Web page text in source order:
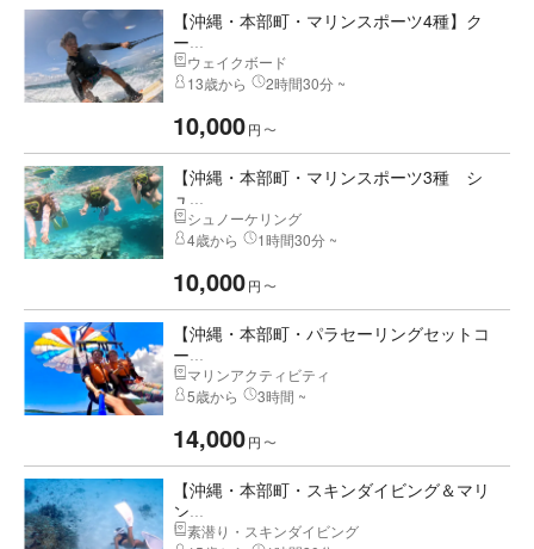
【沖縄・本部町・マリンスポーツ4種】ク
ー...
ウェイクボード
13歳から
2時間30分 ~
10,000円 〜
【沖縄・本部町・マリンスポーツ3種 シ
ュ...
シュノーケリング
4歳から
1時間30分 ~
10,000円 〜
【沖縄・本部町・パラセーリングセットコ
ー...
マリンアクティビティ
5歳から
3時間 ~
14,000円 〜
【沖縄・本部町・スキンダイビング＆マリ
ン...
素潜り・スキンダイビング